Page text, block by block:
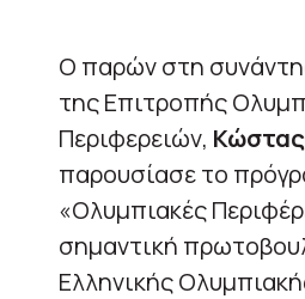
Ο παρών στη
της Επιτροπής
Περιφερειών,
παρουσίασε το
«Ολυμπιακές
σημαντική
Ελληνικής